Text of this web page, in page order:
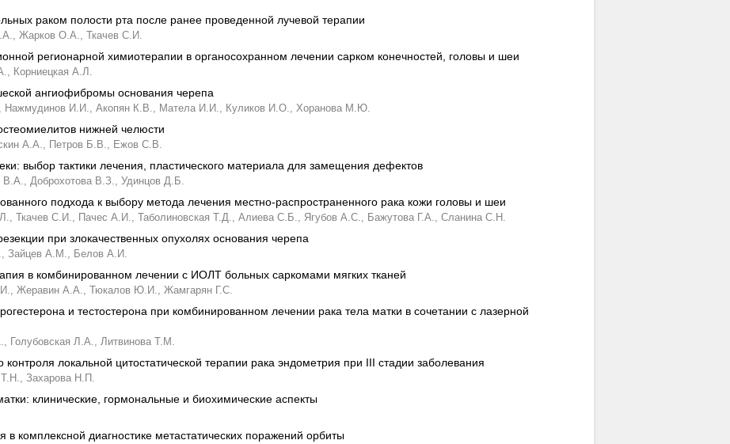
раком полости рта после ранее проведенной лучевой терапии
Жарков О.А., Ткачев С.И.
регионарной химиотерапии в органосохранном лечении сарком конечностей, головы и шеи
Корниецкая А.Л.
ангиофибромы основания черепа
Нажмудинов И.И., Акопян К.В., Матела И.И., Куликов И.О., Хоранова М.Ю.
нижней челюсти
А.А., Петров Б.В., Ежов С.В.
выбор тактики лечения, пластического материала для замещения дефектов
В.А., Доброхотова В.З., Удинцов Д.Б.
подхода к выбору метода лечения местно-распространенного рака кожи головы и шеи
Ткачев С.И., Пачес А.И., Таболиновская Т.Д., Алиева С.Б., Ягубов А.С., Бажутова Г.А., Сланина С.Н.
при злокачественных опухолях основания черепа
Зайцев А.М., Белов А.И.
в комбинированном лечении с ИОЛТ больных саркомами мягких тканей
Жеравин А.А., Тюкалов Ю.И., Жамгарян Г.С.
и тестостерона при комбинированном лечении рака тела матки в сочетании с лазерной
Голубовская Л.А., Литвинова Т.М.
контроля локальной цитостатической терапии рака эндометрия при III стадии заболевания
Захарова Н.П.
клинические, гормональные и биохимические аспекты
комплексной диагностике метастатических поражений орбиты